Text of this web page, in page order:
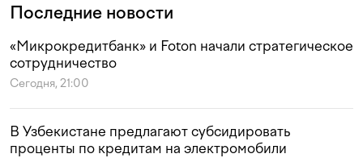
Последние новости
«Микрокредитбанк» и Foton начали стратегическое
сотрудничество
Сегодня, 21:00
В Узбекистане предлагают субсидировать
проценты по кредитам на электромобили